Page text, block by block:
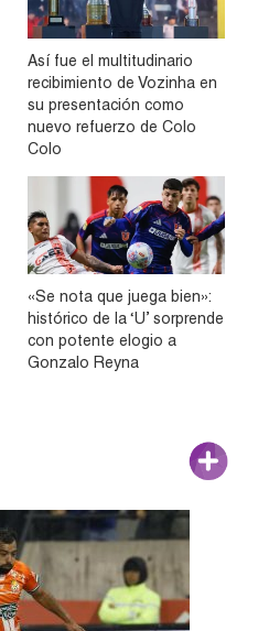
Así fue el multitudinario
recibimiento de Vozinha en
su presentación como
nuevo refuerzo de Colo
Colo
«Se nota que juega bien»:
histórico de la ‘U’ sorprende
con potente elogio a
Gonzalo Reyna